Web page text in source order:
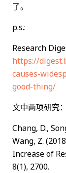
了。
p.s.:
Research
https://
causes-
good-thing/
文中两项研究：
Chang, D.,
Wang, Z.
Increase of
8(1), 2700.